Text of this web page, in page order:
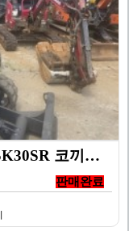
코벨코/굴삭기/3톤 미니굴삭기/SK30SR 코끼리/20…
판매완료